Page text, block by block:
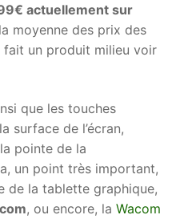
actuellement sur
moyenne des prix des
fait un produit milieu voir
que les touches
surface de l’écran,
pointe de la
un point très important,
de la tablette graphique,
, ou encore, la Wacom